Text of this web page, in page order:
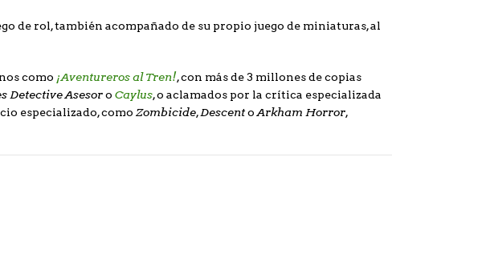
de rol, también acompañado de su propio juego de miniaturas, al
como ¡Aventureros al Tren!, con más de 3 millones de copias
Detective Asesoro Caylus, o aclamados por la crítica especializada
especializado, como Zombicide,DescentoArkham Horror,